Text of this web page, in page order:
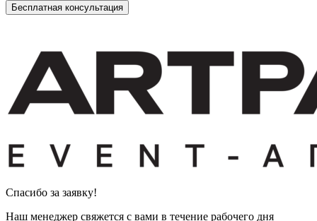
Cпасибо за заявку!
Наш менеджер свяжется с вами в течение рабочего дня